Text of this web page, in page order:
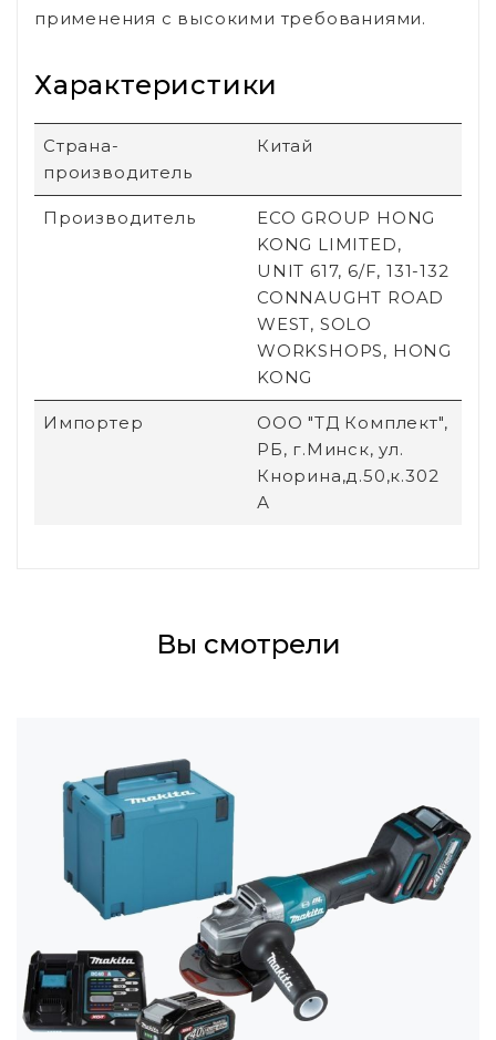
применения с высокими требованиями.
Характеристики
Страна-
производитель
Китай
Производитель
ECO GROUP HONG
KONG LIMITED,
UNIT 617, 6/F, 131-132
CONNAUGHT ROAD
WEST, SOLO
WORKSHOPS, HONG
KONG
Импортер
ООО "ТД Комплект",
РБ, г.Минск, ул.
Кнорина,д.50,к.302
А
Вы смотрели